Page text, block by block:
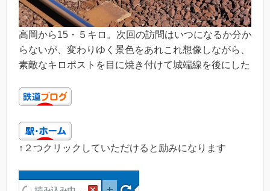
高岡から15・５キロ。次回の訪問はいつになるか分か
らないが、変わりゆく景色をあれこれ想像しながら、
素敵なキロポストを目に焼き付けて城端線を後にした
↑２つクリックしていただけると励みになります